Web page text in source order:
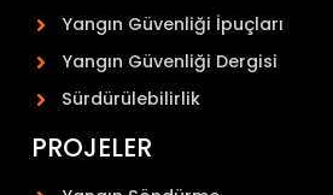
Yangın Güvenliği İpuçları
Yangın Güvenliği Dergisi
Sürdürülebilirlik
PROJELER